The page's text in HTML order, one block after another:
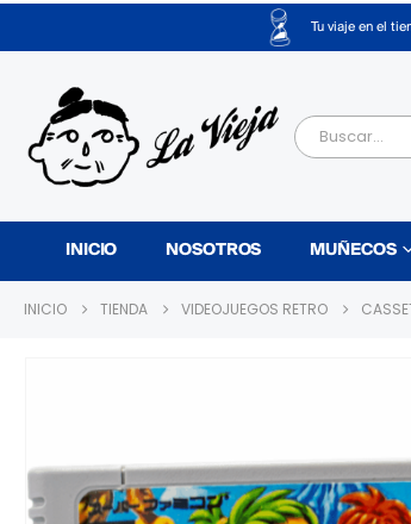
Tu viaje en el
INICIO NOSOTROS MUÑECOS
INICIO TIENDA VIDEOJUEGOS RETRO